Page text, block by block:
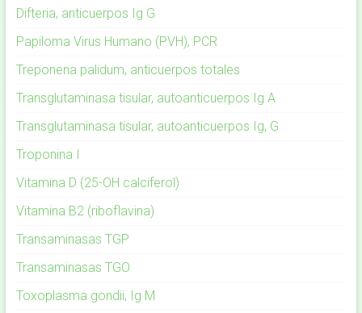
Difteria, anticuerpos Ig G
Papiloma Virus Humano (PVH), PCR
Treponena palidum, anticuerpos totales
Transglutaminasa tisular, autoanticuerpos Ig A
Transglutaminasa tisular, autoanticuerpos Ig, G
Troponina I
Vitamina D (25-OH calciferol)
Vitamina B2 (riboflavina)
Transaminasas TGP
Transaminasas TGO
Toxoplasma gondii, Ig M